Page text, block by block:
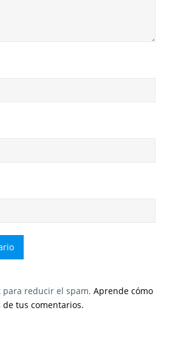
para reducir el spam. Aprende cómo
de tus comentarios.